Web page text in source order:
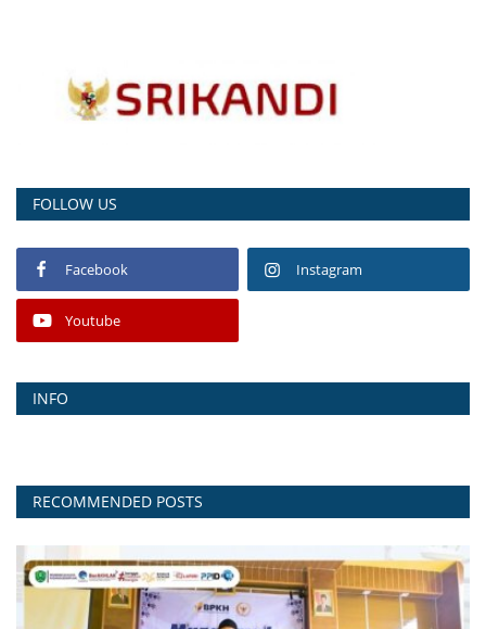
FOLLOW US
Facebook Instagram
Youtube
INFO
RECOMMENDED POSTS